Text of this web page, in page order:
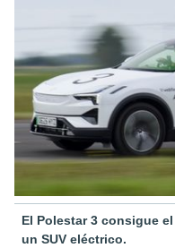
El Polestar 3 consigue
un SUV eléctrico.